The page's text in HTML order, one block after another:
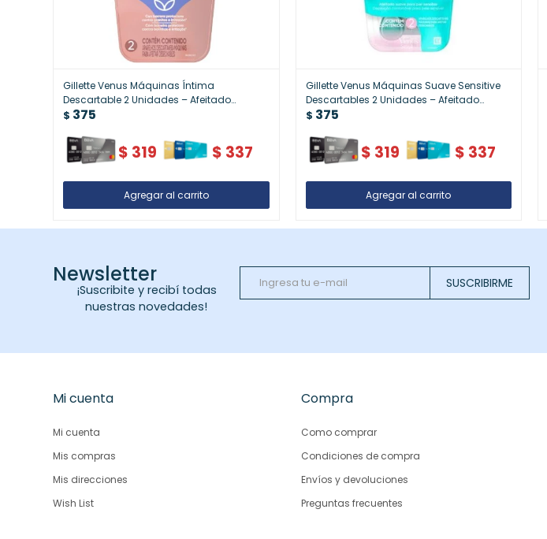
Gillette Venus Máquinas Íntima
Descartable 2 Unidades – Afeitado
Delicado
$ 375
$ 319 $ 337
Gillette Venus Máquinas Suave Sensitive
Descartables 2 Unidades – Afeitado
Femenino Suave
$ 375
$ 319 $ 337
Newsletter
¡Suscribite y recibí todas
nuestras novedades!
SUSCRIBIRME
Mi cuenta
Mi cuenta
Mis compras
Mis direcciones
Wish List
Compra
Como comprar
Condiciones de compra
Envíos y devoluciones
Preguntas frecuentes